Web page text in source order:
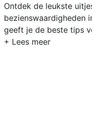
Ontdek de leukste
bezienswaardigheden
geeft je de beste tips